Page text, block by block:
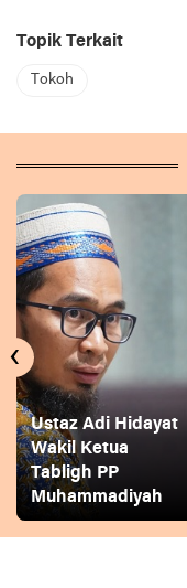
Topik Terkait
Tokoh
Ustaz Adi Hidayat
Wakil Ketua
Tabligh PP
Muhammadiyah
‹